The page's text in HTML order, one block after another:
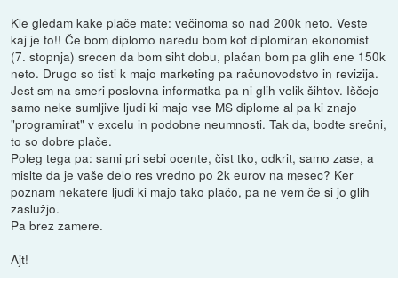
Kle gledam kake plače mate: večinoma so nad 200k neto. Veste
kaj je to!! Če bom diplomo naredu bom kot diplomiran ekonomist
(7. stopnja) srecen da bom siht dobu, plačan bom pa glih ene 150k
neto. Drugo so tisti k majo marketing pa računovodstvo in revizija.
Jest sm na smeri poslovna informatka pa ni glih velik šihtov. Iščejo
samo neke sumljive ljudi ki majo vse MS diplome al pa ki znajo
"programirat" v excelu in podobne neumnosti. Tak da, bodte srečni,
to so dobre plače.
Poleg tega pa: sami pri sebi ocente, čist tko, odkrit, samo zase, a
mislte da je vaše delo res vredno po 2k eurov na mesec? Ker
poznam nekatere ljudi ki majo tako plačo, pa ne vem če si jo glih
zaslužjo.
Pa brez zamere.
Ajt!